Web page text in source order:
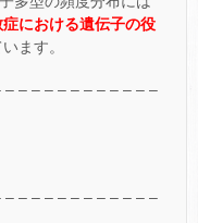
における遺伝子の役
ます。
– – – – – – – – – – –
– – – – – – – – – – –